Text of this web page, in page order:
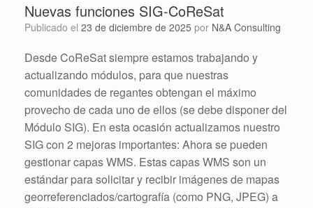
Nuevas funciones SIG-CoReSat
Publicado el 23 de diciembre de 2025 por N&A Consulting
Desde CoReSat siempre estamos trabajando y
actualizando módulos, para que nuestras
comunidades de regantes obtengan el máximo
provecho de cada uno de ellos (se debe disponer del
Módulo SIG). En esta ocasión actualizamos nuestro
SIG con 2 mejoras importantes: Ahora se pueden
gestionar capas WMS. Estas capas WMS son un
estándar para solicitar y recibir imágenes de mapas
georreferenciados/cartografía (como PNG, JPEG) a